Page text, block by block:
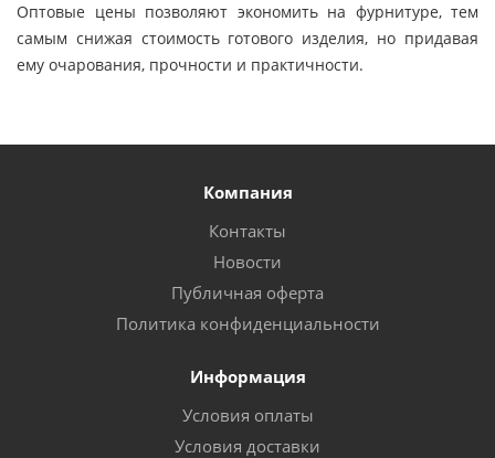
Оптовые цены позволяют экономить на фурнитуре, тем
самым снижая стоимость готового изделия, но придавая
ему очарования, прочности и практичности.
Компания
Контакты
Новости
Публичная оферта
Политика конфиденциальности
Информация
Условия оплаты
Условия доставки